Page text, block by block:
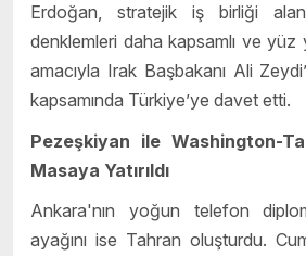
Erdoğan, stratejik iş birliği
denklemleri daha kapsamlı ve
amacıyla Irak Başbakanı Ali
kapsamında Türkiye’ye davet etti.
Pezeşkiyan ile Washington-
Masaya Yatırıldı
Ankara'nın yoğun telefon
ayağını ise Tahran oluşturdu.